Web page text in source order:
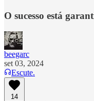
O sucesso está
beegarc
set 03, 2024
Escute.
14